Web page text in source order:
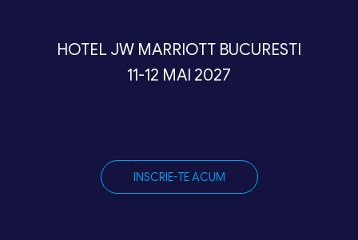
HOTEL JW MARRIOTT BUCURESTI
11-12 MAI 2027
INSCRIE-TE ACUM